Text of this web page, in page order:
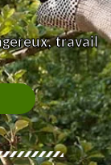
travail